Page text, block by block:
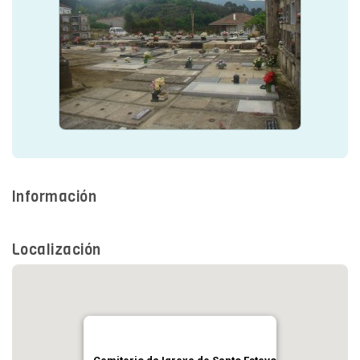
SEDE ELECTRÓNICA
CÓNTANOS
Información
Localización